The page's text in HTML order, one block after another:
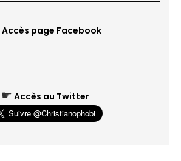
Accès page Facebook
☛ Accès au Twitter